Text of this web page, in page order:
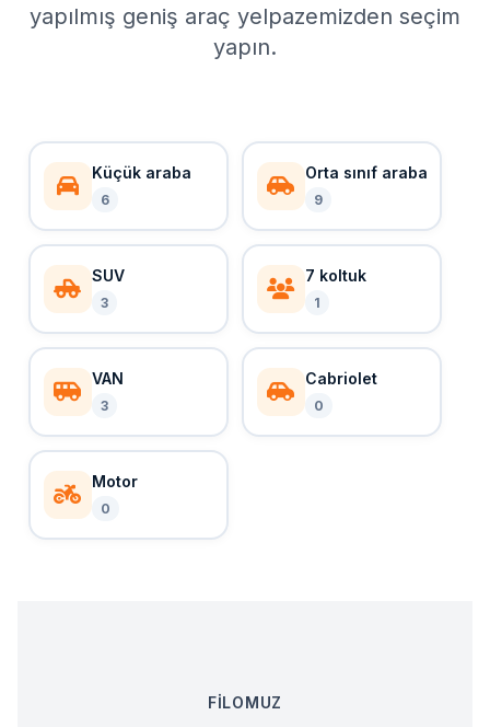
yapılmış geniş araç yelpazemizden seçim
yapın.
Küçük araba
6
Orta sınıf araba
9
SUV
3
7 koltuk
1
VAN
3
Cabriolet
0
Motor
0
FİLOMUZ